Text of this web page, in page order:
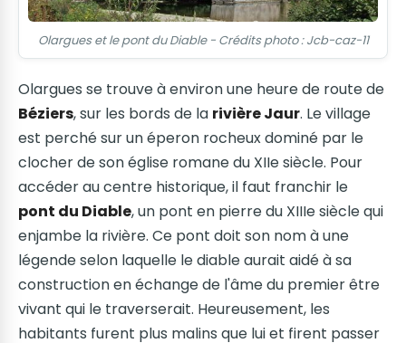
Olargues et le pont du Diable - Crédits photo : Jcb-caz-11
Olargues se trouve à environ une heure de route de
Béziers, sur les bords de la rivière Jaur. Le village
est perché sur un éperon rocheux dominé par le
clocher de son église romane du XIIe siècle. Pour
accéder au centre historique, il faut franchir le
pont du Diable, un pont en pierre du XIIIe siècle qui
enjambe la rivière. Ce pont doit son nom à une
légende selon laquelle le diable aurait aidé à sa
construction en échange de l'âme du premier être
vivant qui le traverserait. Heureusement, les
habitants furent plus malins que lui et firent passer